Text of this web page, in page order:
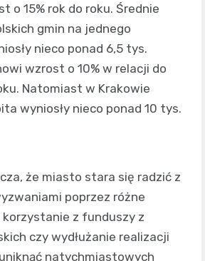
o 15% rok do roku. Średnie
gmin na jednego
nieco ponad 6,5 tys.
wzrost o 10% w relacji do
Natomiast w Krakowie
wyniosły nieco ponad 10 tys.
że miasto stara się radzić z
poprzez różne
z funduszy z
czy wydłużanie realizacji
natychmiastowych